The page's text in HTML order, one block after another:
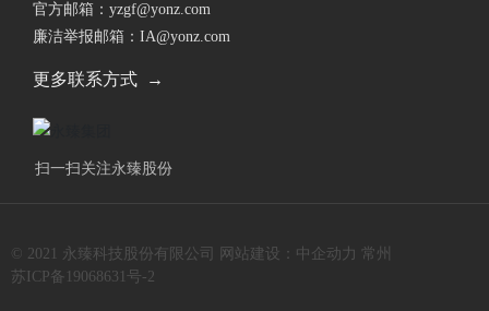
官方邮箱： yzgf@yonz.com
廉洁举报邮箱：IA@yonz.com
更多联系方式 →
扫一扫关注永臻股份
© 2021 永臻科技股份有限公司 网站建设：中企动力 常州
苏ICP备19068631号-2